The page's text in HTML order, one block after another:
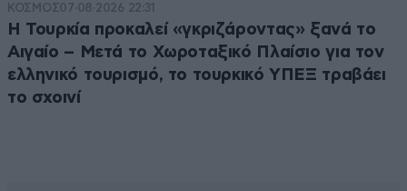
ΚΟΣΜΟΣ07·08·2026 22:31
Η Τουρκία προκαλεί «γκριζάροντας» ξανά το
Αιγαίο – Μετά το Χωροταξικό Πλαίσιο για τον
ελληνικό τουρισμό, το τουρκικό ΥΠΕΞ τραβάει
το σχοινί